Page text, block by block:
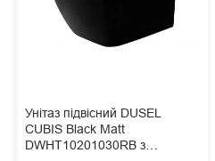
Унітаз підвісний DUSEL
CUBIS Black Matt
DWHT10201030RВ з